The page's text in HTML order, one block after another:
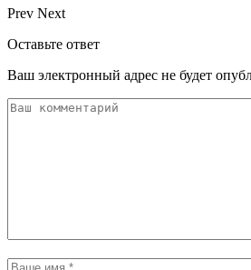
Prev Next
Оставьте ответ
Ваш электронный адрес не будет